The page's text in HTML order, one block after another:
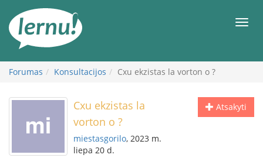
turinį
Forumas Konsultacijos Cxu ekzistas la vorton o ?
Atsakyti
Cxu ekzistas la
vorton o ?
miestasgorilo, 2023 m.
liepa 20 d.